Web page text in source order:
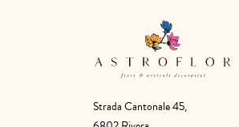
Strada Cantonale 45,